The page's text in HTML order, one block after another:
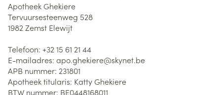
Apotheek Ghekiere
Tervuursesteenweg 528
1982 Zemst Elewijt
Telefoon: +32 15 61 21 44
E-mailadres: apo.ghekiere@skynet.be
APB nummer: 231801
Apotheek titularis: Katty Ghekiere
BTW nummer: BE0448168011